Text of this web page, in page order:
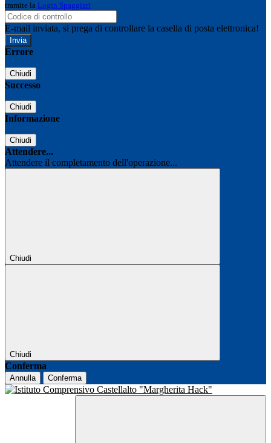
tramite la Login Spaggiari
E-mail inviata, si prega di controllare la casella di posta elettronica!
Errore
Chiudi
Successo
Chiudi
Informazione
Chiudi
Attendere...
Attendere il completamento dell'operazione...
Chiudi
Chiudi
Conferma
Annulla Conferma